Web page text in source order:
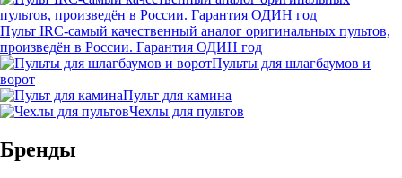
Пульт IRC-самый качественный аналог оригинальных пультов,
произведён в России. Гарантия ОДИН год
Пульты для шлагбаумов и
ворот
Пульт для камина
Чехлы для пультов
Бренды